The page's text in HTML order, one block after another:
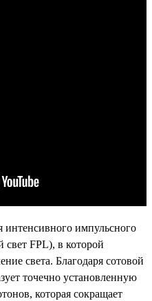
импульсного
свет FPL), в которой
света. Благодаря сотовой
точечно установленную
которая сокращает